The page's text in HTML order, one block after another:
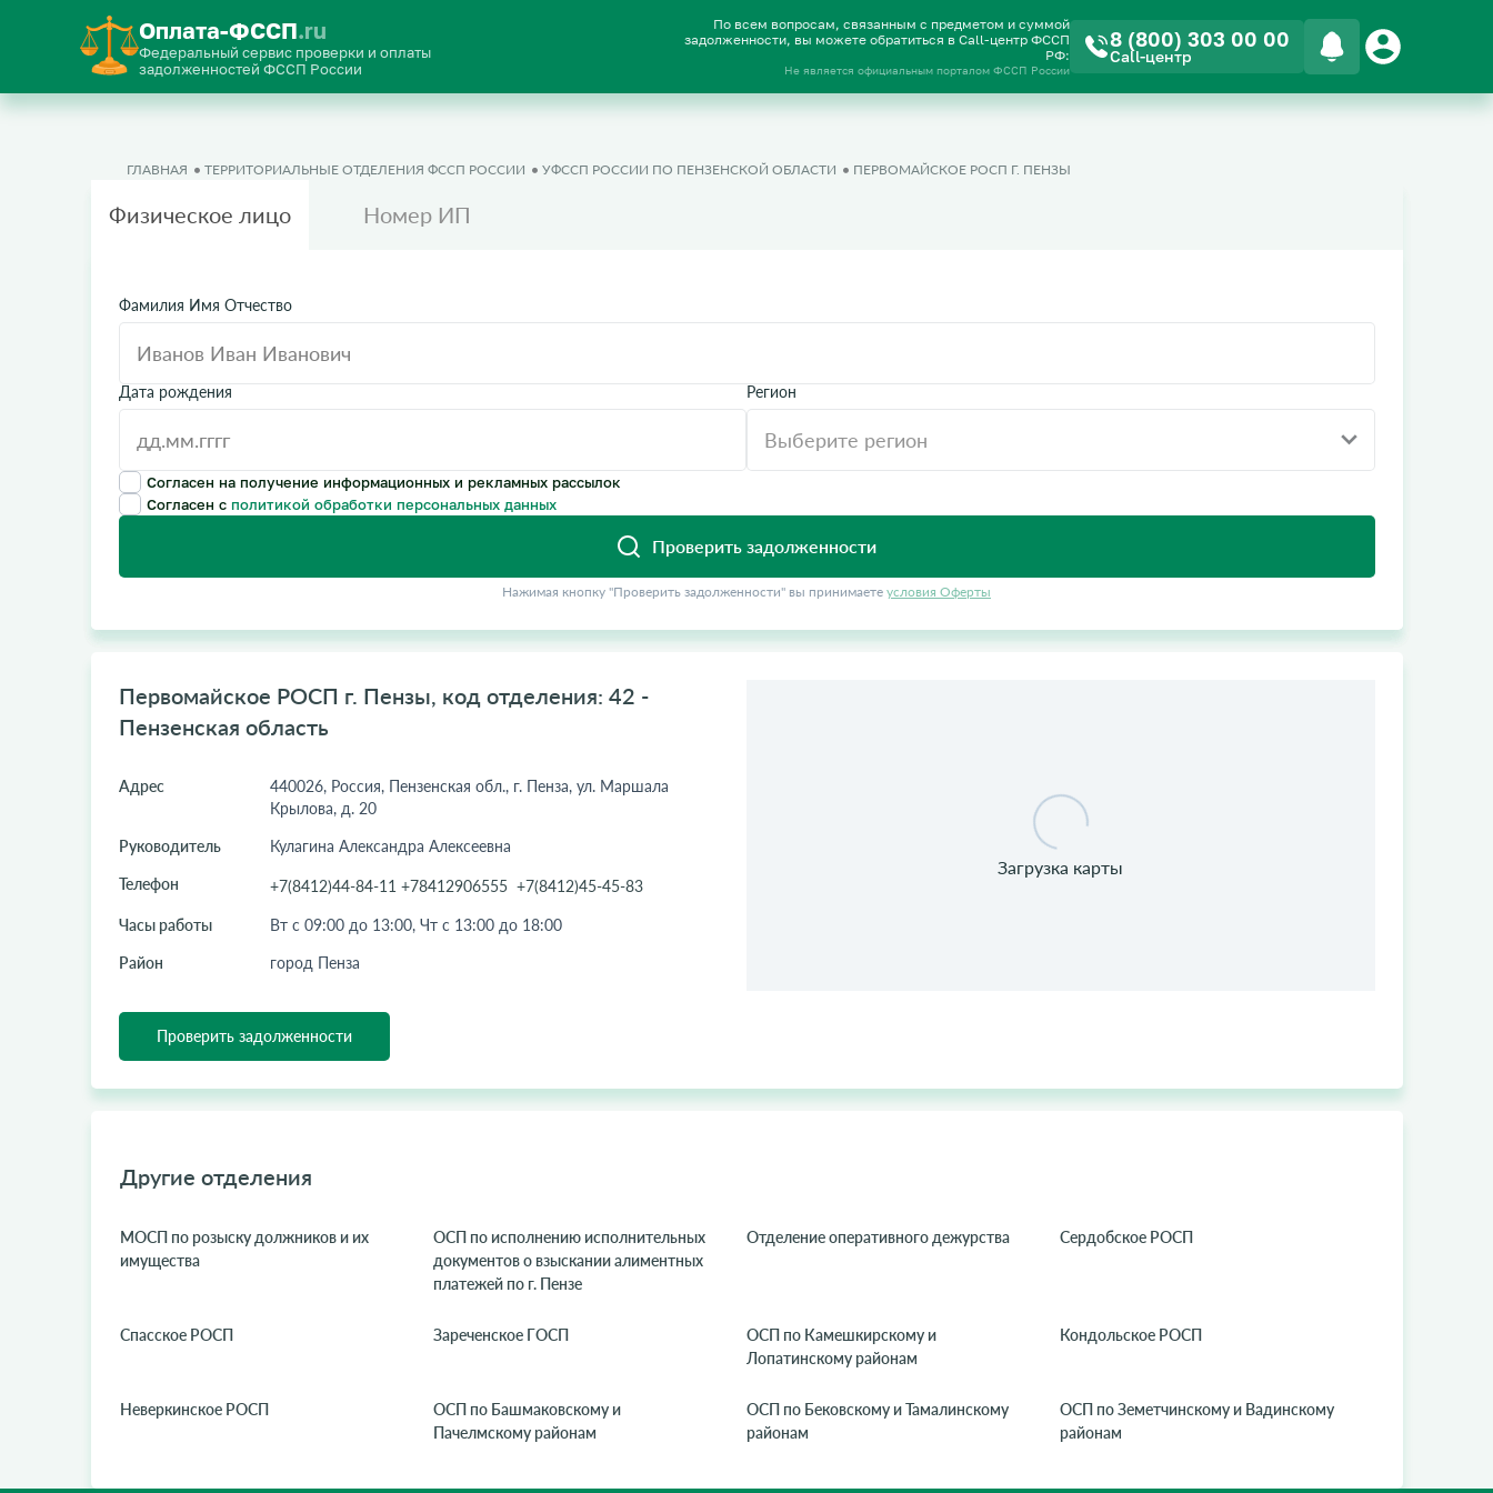
Оплата-ФССП.ru
Федеральный сервис проверки и оплаты
задолженностей ФССП России
По всем вопросам, связанным с предметом и суммой
задолженности, вы можете обратиться в Call-центр ФССП
РФ:
Не является официальным порталом ФССП России
8 (800) 303 00 00
Call-центр
ГЛАВНАЯ ТЕРРИТОРИАЛЬНЫЕ ОТДЕЛЕНИЯ ФССП РОССИИ УФССП РОССИИ ПО ПЕНЗЕНСКОЙ ОБЛАСТИ ПЕРВОМАЙСКОЕ РОСП Г. ПЕНЗЫ
Физическое лицо Номер ИП
Фамилия Имя Отчество
Дата рождения Регион
Согласен на получение информационных и рекламных рассылок
Согласен с политикой обработки персональных данных
Проверить задолженности
Нажимая кнопку "Проверить задолженности" вы принимаете условия Оферты
Первомайское РОСП г. Пензы, код отделения: 42 -
Пензенская область
Адрес
440026, Россия, Пензенская обл., г. Пенза, ул. Маршала
Крылова, д. 20
Руководитель
Кулагина Александра Алексеевна
Телефон
+7(8412)44-84-11 +78412906555 +7(8412)45-45-83
Часы работы
Вт с 09:00 до 13:00, Чт с 13:00 до 18:00
Район
город Пенза
Проверить задолженности
Другие отделения
МОСП по розыску должников и их
имущества
ОСП по исполнению исполнительных
документов о взыскании алиментных
платежей по г. Пензе
Отделение оперативного дежурства Сердобское РОСП
Спасское РОСП Зареченское ГОСП
ОСП по Камешкирскому и
Лопатинскому районам
Кондольское РОСП
Неверкинское РОСП
ОСП по Башмаковскому и
Пачелмскому районам
ОСП по Бековскому и Тамалинскому
районам
ОСП по Земетчинскому и Вадинскому
районам